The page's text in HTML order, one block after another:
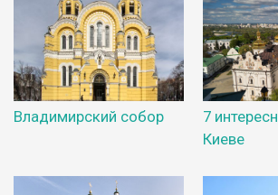
Владимирский собор
7
Киеве